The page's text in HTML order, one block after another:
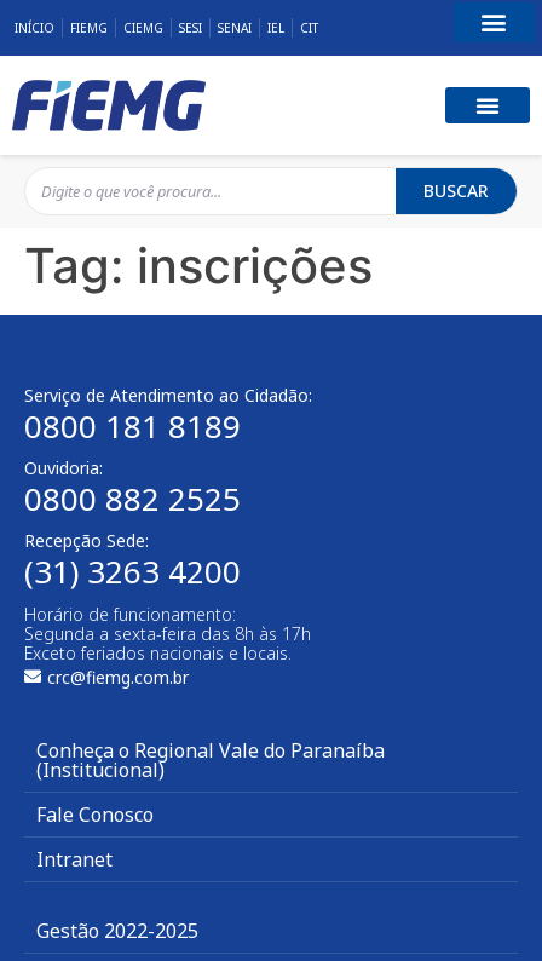
INÍCIO FIEMG CIEMG SESI SENAI IEL CIT
BUSCAR
Tag: inscrições
Serviço de Atendimento ao Cidadão:
0800 181 8189
Ouvidoria:
0800 882 2525
Recepção Sede:
(31) 3263 4200
Horário de funcionamento:
Segunda a sexta-feira das 8h às 17h
Exceto feriados nacionais e locais.
crc@fiemg.com.br
Conheça o Regional Vale do Paranaíba
(Institucional)
Fale Conosco
Intranet
Gestão 2022-2025